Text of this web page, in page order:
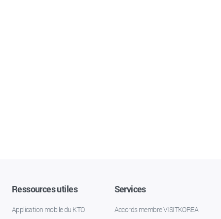
Ressources utiles
Application mobile du KTO
Services
Accords membre VISITKOREA